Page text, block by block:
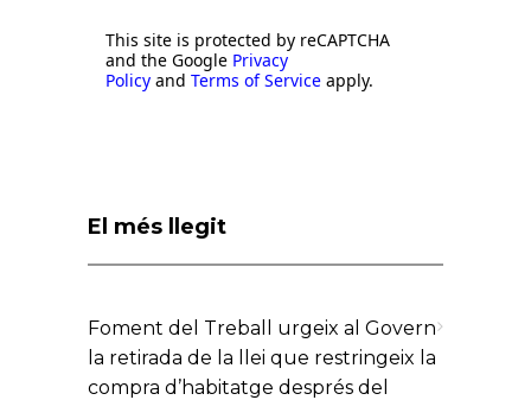
This site is protected by reCAPTCHA
and the Google Privacy
Policy and Terms of Service apply.
El més llegit
Foment del Treball urgeix al Govern
la retirada de la llei que restringeix la
compra d’habitatge després del